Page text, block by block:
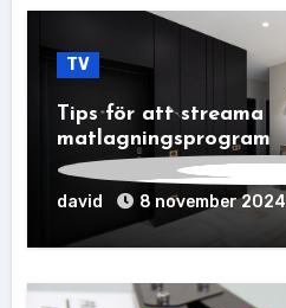
TV
Tips för att streama
matlagningsprogram
david 8 november 2024